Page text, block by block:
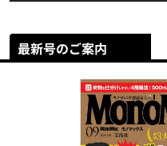
最新号のご案内